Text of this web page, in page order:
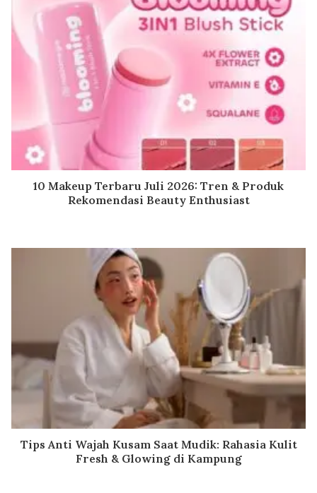
10 Makeup Terbaru Juli 2026: Tren & Produk
Rekomendasi Beauty Enthusiast
Tips Anti Wajah Kusam Saat Mudik: Rahasia Kulit
Fresh & Glowing di Kampung